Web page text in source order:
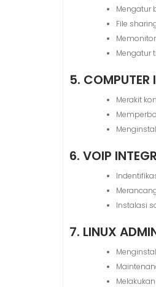
Mengatur
File
Mengatur
5. COMPUTER
Merakit
6. VOIP
Instalasi
7. LINUX